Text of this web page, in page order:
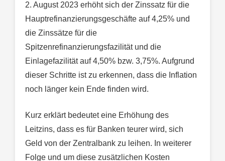
2. August 2023 erhöht sich der Zinssatz für die
Hauptrefinanzierungsgeschäfte auf 4,25% und
die Zinssätze für die
Spitzenrefinanzierungsfazilität und die
Einlagefazilität auf 4,50% bzw. 3,75%. Aufgrund
dieser Schritte ist zu erkennen, dass die Inflation
noch länger kein Ende finden wird.
Kurz erklärt bedeutet eine Erhöhung des
Leitzins, dass es für Banken teurer wird, sich
Geld von der Zentralbank zu leihen. In weiterer
Folge und um diese zusätzlichen Kosten